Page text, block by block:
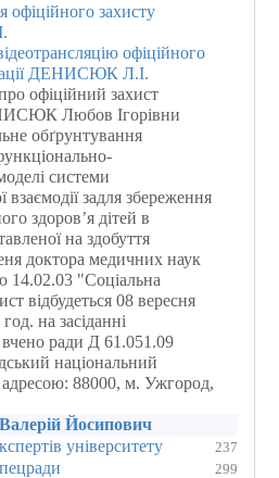
офіційного захисту
офіційного
ДЕНИСЮК Л.І.
офіційний захист
Любов Ігорівни
обґрунтування
системи
взаємодії задля збереження
здоров’я дітей в
на здобуття
доктора медичних наук
14.02.03 "Соціальна
відбудеться 08 вересня
на засіданні
вчено ради Д 61.051.09
національний
адресою: 88000, м. Ужгород,
Йосипович
університету
237
299